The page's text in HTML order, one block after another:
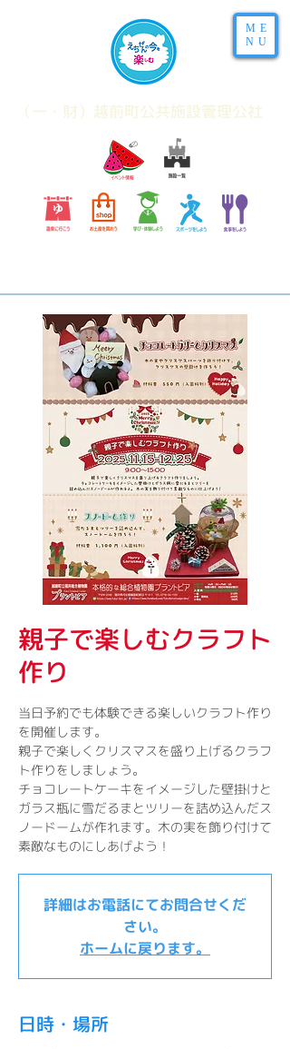
​（一・財）越前町公共施設管理公社
ME
NU
親子で楽しむクラフト
作り
当日予約でも体験できる楽しいクラフト作り
を開催します。
親子で楽しくクリスマスを盛り上げるクラフ
ト作りをしましょう。
チョコレートケーキをイメージした壁掛けと
ガラス瓶に雪だるまとツリーを詰め込んだス
ノードームが作れます。木の実を飾り付けて
素敵なものにしあげよう！
詳細はお電話にてお問合せくだ
さい。
ホームに戻ります。
日時・場所